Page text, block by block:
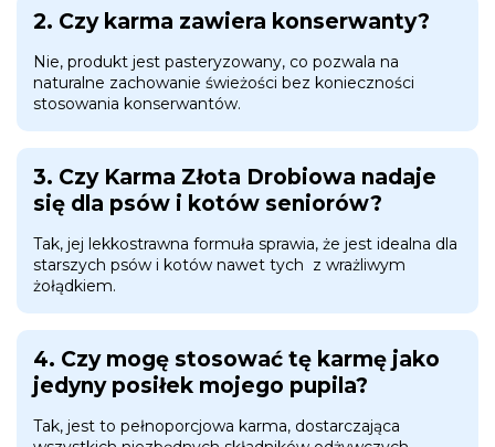
2. Czy karma zawiera konserwanty?
Nie, produkt jest pasteryzowany, co pozwala na
naturalne zachowanie świeżości bez konieczności
stosowania konserwantów.
3. Czy Karma Złota Drobiowa nadaje
się dla psów i kotów seniorów?
Tak, jej lekkostrawna formuła sprawia, że jest idealna dla
starszych psów i kotów nawet tych z wrażliwym
żołądkiem.
4. Czy mogę stosować tę karmę jako
jedyny posiłek mojego pupila?
Tak, jest to pełnoporcjowa karma, dostarczająca